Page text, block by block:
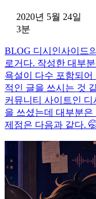
2020년 5월 24일
3분
BLOG 디시인사이드
로거다. 작성한 대부
욕설이 다수 포함되
적인 글을 쓰시는 것
커뮤니티 사이트인
을 쓰셨는데 대부분
제점은 다음과 같다.